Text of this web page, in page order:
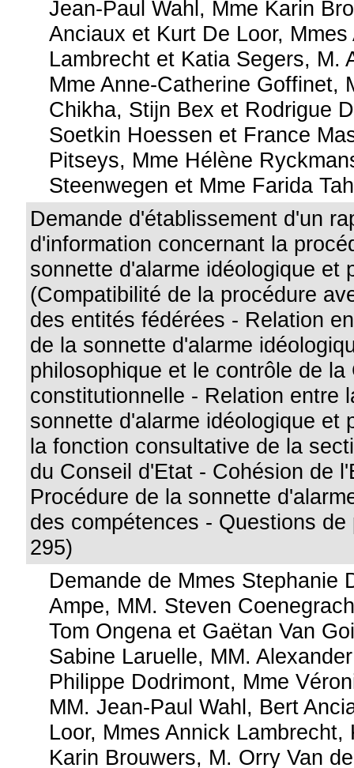
Jean-Paul Wahl, Mme Karin
Anciaux et Kurt De Loor, Mmes
Lambrecht et Katia Segers, M.
Mme Anne-Catherine Goffinet,
Chikha, Stijn Bex et Rodrigue
Soetkin Hoessen et France
Pitseys, Mme Hélène
Steenwegen et Mme Farida
Demande d'établissement d'un
d'information concernant la
sonnette d'alarme idéologique et
(Compatibilité de la procédure
des entités fédérées - Relation
de la sonnette d'alarme
philosophique et le contrôle de la
constitutionnelle - Relation entre
sonnette d'alarme idéologique et
la fonction consultative de la
du Conseil d'Etat - Cohésion de
Procédure de la sonnette
des compétences - Questions de
295)
Demande de Mmes Stephanie
Ampe, MM. Steven
Tom Ongena et Gaëtan Van
Sabine Laruelle, MM.
Philippe Dodrimont, Mme
MM. Jean-Paul Wahl, Bert
Loor, Mmes Annick
Karin Brouwers, M. Orry Van